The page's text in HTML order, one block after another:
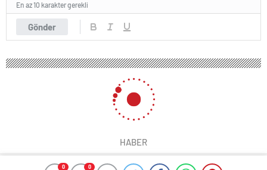
0 0
Gönder
En az 10 karakter gerekli
HABER